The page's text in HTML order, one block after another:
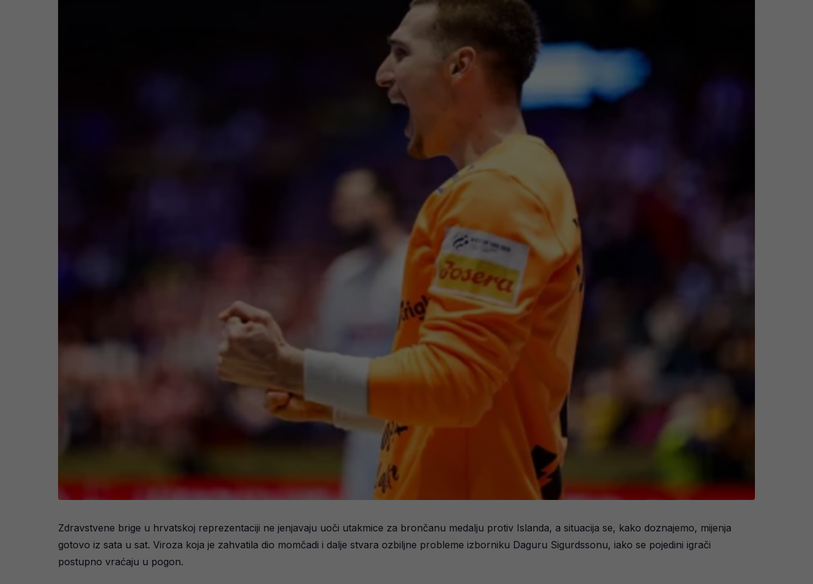
Zdravstvene brige u hrvatskoj reprezentaciji ne jenjavaju uoči utakmice za brončanu medalju protiv Islanda, a situacija se, kako doznajemo, mijenja
gotovo iz sata u sat. Viroza koja je zahvatila dio momčadi i dalje stvara ozbiljne probleme izborniku Daguru Sigurdssonu, iako se pojedini igrači
postupno vraćaju u pogon.